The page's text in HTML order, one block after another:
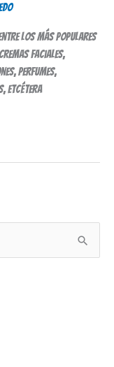
los más populares
faciales,
perfumes,
etcétera